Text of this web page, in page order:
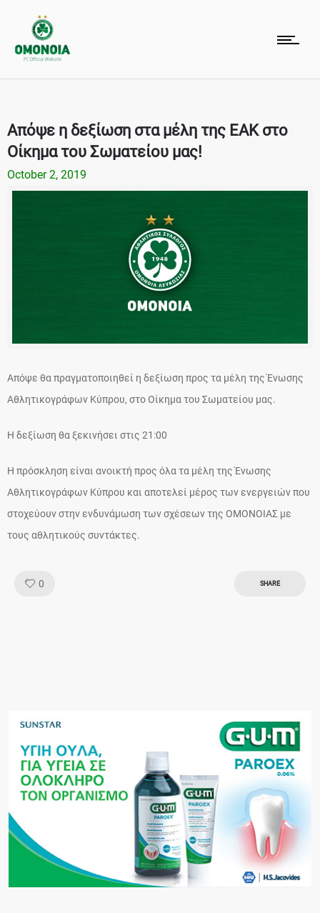
Απόψε η δεξίωση στα μέλη της ΕΑΚ στο
Οίκημα του Σωματείου μας!
October 2, 2019
Απόψε θα πραγματοποιηθεί η δεξίωση προς τα μέλη της Ένωσης
Αθλητικογράφων Κύπρου, στο Οίκημα του Σωματείου μας.
Η δεξίωση θα ξεκινήσει στις 21:00
Η πρόσκληση είναι ανοικτή προς όλα τα μέλη της Ένωσης
Αθλητικογράφων Κύπρου και αποτελεί μέρος των ενεργειών που
στοχεύουν στην ενδυνάμωση των σχέσεων της ΟΜΟΝΟΙΑΣ με
τους αθλητικούς συντάκτες.
0 SHARE